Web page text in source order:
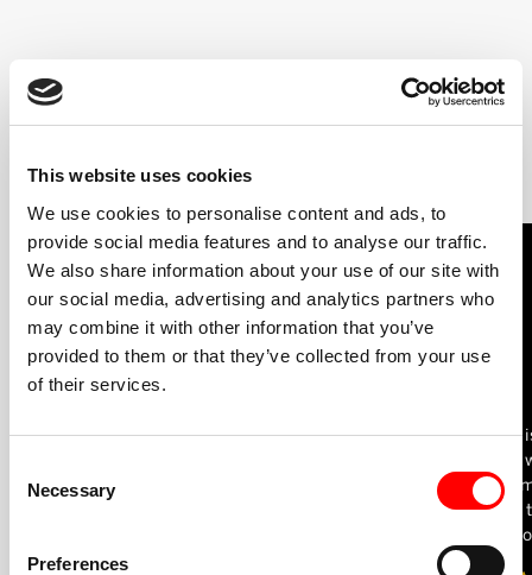
This website uses cookies
We use cookies to personalise content and ads, to
provide social media features and to analyse our traffic.
We also share information about your use of our site with
our social media, advertising and analytics partners who
may combine it with other information that you’ve
provided to them or that they’ve collected from your use
of their services.
Selection
Necessary
Preferences
8+ MILJONER STARKA
The best workout around! I love Barry’s. It
because Barry’s fosters such a wonderful
Barry’s
short
energy,
of the